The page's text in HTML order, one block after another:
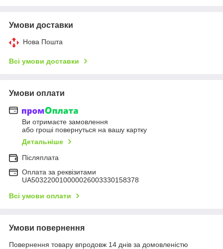
Умови доставки
Нова Пошта
Всі умови доставки
Умови оплати
Ви отримаєте замовлення
або гроші повернуться на вашу картку
Детальніше
Післяплата
Оплата за реквізитами
UA503220010000026003330158378
Всі умови оплати
Умови повернення
Повернення товару впродовж 14 днів за домовленістю